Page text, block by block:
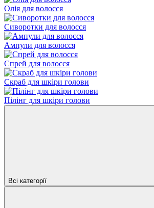
Олія для волосся
Сиворотки для волосся
Ампули для волосся
Спрей для волосся
Скраб для шкіри голови
Пілінг для шкіри голови
Всі категорії